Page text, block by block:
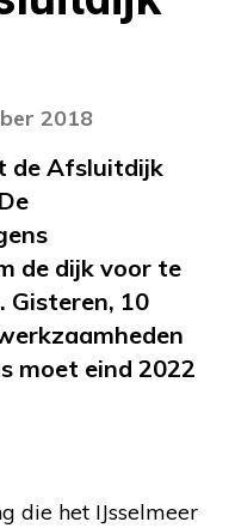
2018
de Afsluitdijk
de dijk voor te
Gisteren, 10
moet eind 2022
die het IJsselmeer